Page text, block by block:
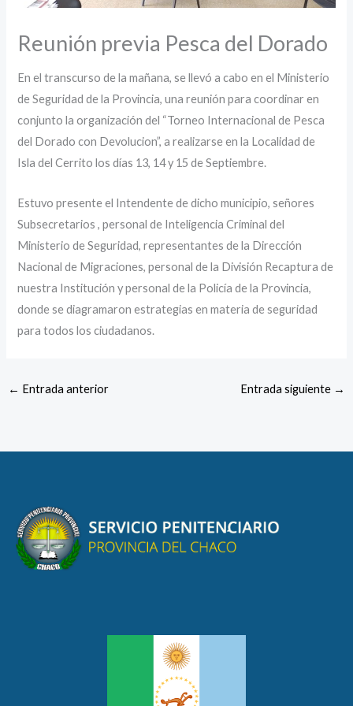
Reunión previa Pesca del Dorado
En el transcurso de la mañana, se llevó a cabo en el Ministerio
de Seguridad de la Provincia, una reunión para coordinar en
conjunto la organización del “Torneo Internacional de Pesca
del Dorado con Devolucion”, a realizarse en la Localidad de
Isla del Cerrito los días 13, 14 y 15 de Septiembre.
Estuvo presente el Intendente de dicho municipio, señores
Subsecretarios , personal de Inteligencia Criminal del
Ministerio de Seguridad, representantes de la Dirección
Nacional de Migraciones, personal de la División Recaptura de
nuestra Institución y personal de la Policía de la Provincia,
donde se diagramaron estrategias en materia de seguridad
para todos los ciudadanos.
← Entrada anterior Entrada siguiente →